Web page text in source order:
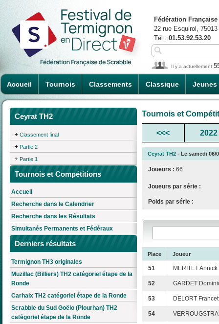
Accueil Tournois Classements Classique Jeunes
Fédération
22 rue Esquirol,
Tél : 01.53.92.53.20
Il y a actuellement
Ceyrat TH2
Classement final
Partie 2
Partie 1
Tournois et Compétitions
Accueil
Recherche dans le Calendrier
Recherche dans les Résultats
Simultanés Permanents et Fédéraux
Derniers résultats
Termignon TH3 originales
Muzillac (Billiers) TH2 catégoriel étape de la
Ronde
Carhaix TH2 catégoriel étape de la Ronde
Scrabble du Sud Goëlo (Plourhan) TH2
catégoriel étape de la Ronde
Tournois et
<<< 2022
Ceyrat TH2 - Le samedi 06/
Joueurs : 66
Joueurs par série :
Poids par série :
Place Joueur
51 MERITET Annick
52 GARDET
53 DELORT
54